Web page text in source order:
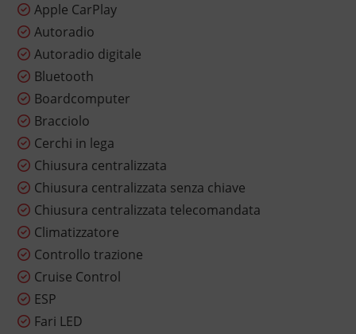
Apple CarPlay
Autoradio
Autoradio digitale
Bluetooth
Boardcomputer
Bracciolo
Cerchi in lega
Chiusura centralizzata
Chiusura centralizzata senza chiave
Chiusura centralizzata telecomandata
Climatizzatore
Controllo trazione
Cruise Control
ESP
Fari LED